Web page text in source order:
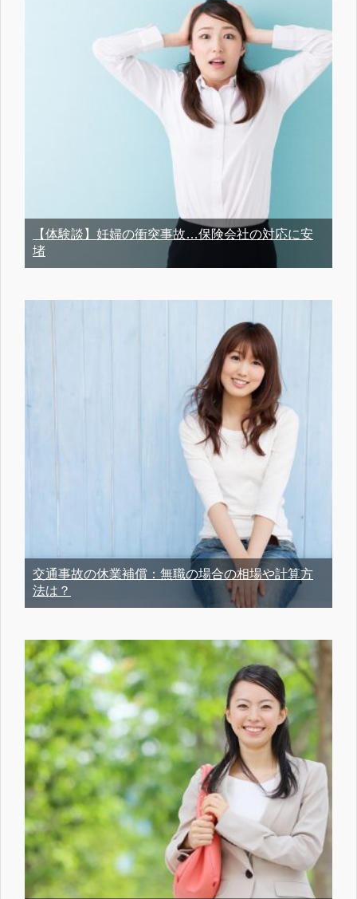
【体験談】妊婦の衝突事故…保険会社の対応に安
堵
交通事故の休業補償：無職の場合の相場や計算方
法は？